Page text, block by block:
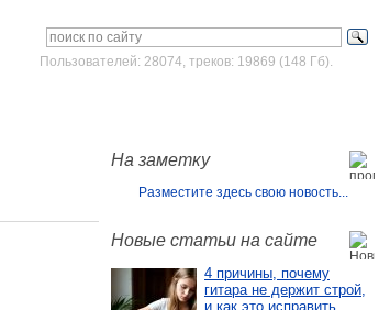
Пользователей: 28074, треков: 19869 (148 Гб).
На заметку
Разместите здесь свою новость...
Новые статьи на сайте
4 причины, почему
гитара не держит строй,
и как это исправить